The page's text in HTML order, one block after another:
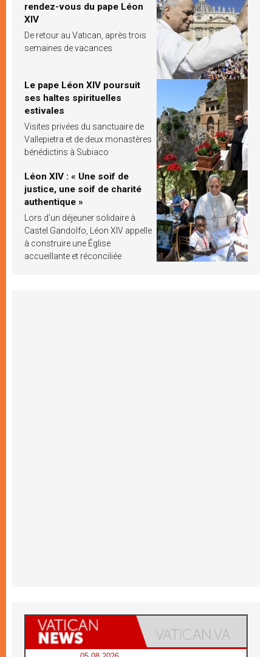
rendez-vous du pape Léon
XIV
De retour au Vatican, après trois
semaines de vacances
Le pape Léon XIV poursuit
ses haltes spirituelles
estivales
Visites privées du sanctuaire de
Vallepietra et de deux monastères
bénédictins à Subiaco
Léon XIV : « Une soif de
justice, une soif de charité
authentique »
Lors d’un déjeuner solidaire à
Castel Gandolfo, Léon XIV appelle
à construire une Église
accueillante et réconciliée